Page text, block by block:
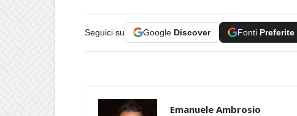
Seguici su Google Discover Fonti Preferite
Emanuele Ambrosio